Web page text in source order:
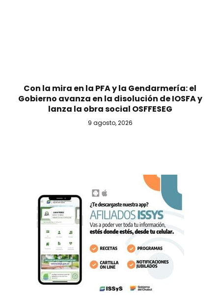
Con la mira en la PFA y la Gendarmería: el
Gobierno avanza en la disolución de IOSFA y
lanza la obra social OSFFESEG
9 agosto, 2026